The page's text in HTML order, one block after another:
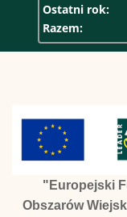
Ostatni rok:
Razem:
"Europejski
Obszarów